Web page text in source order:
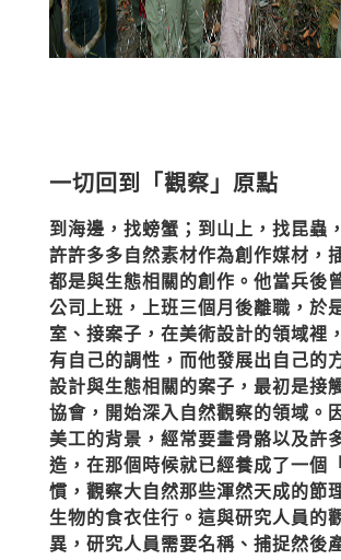
一切回到「觀察」原點
到海邊，找螃蟹；到山上，找昆蟲
許許多多自然素材作為創作媒材，
都是與生態相關的創作。他當兵後
公司上班，上班三個月後離職，於
室、接案子，在美術設計的領域裡
有自己的調性，而他發展出自己的
設計與生態相關的案子，最初是接
協會，開始深入自然觀察的領域。
美工的背景，經常要畫骨骼以及許
造，在那個時候就已經養成了一個
慣，觀察大自然那些渾然天成的節
生物的食衣住行。這與研究人員的
異，研究人員需要名稱、捕捉然後